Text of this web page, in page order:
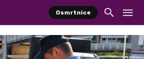
Osmrtnice